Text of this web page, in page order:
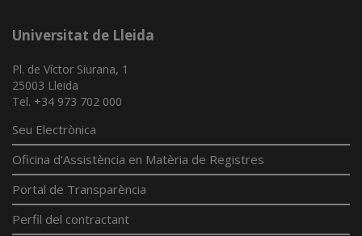
Universitat de Lleida
Pl. de Víctor Siurana, 1
25003 Lleida
Tel. +34 973 702 000
Seu Electrònica
Oficina d'Assistència en Matèria de Registres
Portal de Transparència
Perfil del contractant